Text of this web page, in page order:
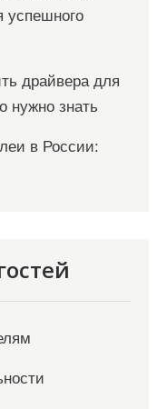
успешного
драйвера для
нужно знать
в России: